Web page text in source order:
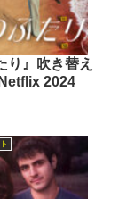
り』吹き替え
2024